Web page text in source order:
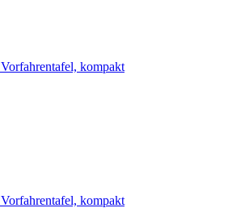
Vorfahrentafel, kompakt
Vorfahrentafel, kompakt